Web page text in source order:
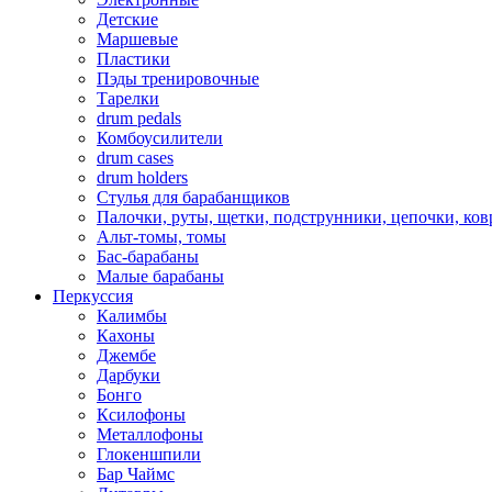
Детские
Маршевые
Пластики
Пэды тренировочные
Тарелки
drum pedals
Комбоусилители
drum cases
drum holders
Стулья для барабанщиков
Палочки, руты, щетки, подструнники, цепочки,
Альт-томы, томы
Бас-барабаны
Малые барабаны
Перкуссия
Калимбы
Кахоны
Джембе
Дарбуки
Бонго
Ксилофоны
Металлофоны
Глокеншпили
Бар Чаймс